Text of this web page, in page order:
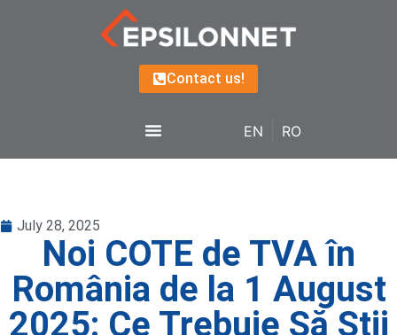
Contact us!
EN RO
July 28, 2025
Noi COTE de TVA în
România de la 1 August
2025: Ce Trebuie Să Știi